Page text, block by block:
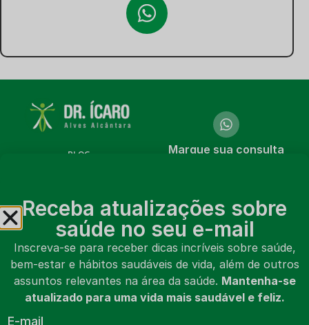
BLOG
LIVROS
VÍDEOS
SOBRE MIM
CONTATO
MARCAR CONSULTA
Marque sua consulta
Marcar consulta
Receba atualizações sobre
saúde no seu e-mail
Inscreva-se para receber dicas incríveis sobre saúde,
bem-estar e hábitos saudáveis de vida, além de outros
assuntos relevantes na área da saúde. Mantenha-se
atualizado para uma vida mais saudável e feliz.
E-mail